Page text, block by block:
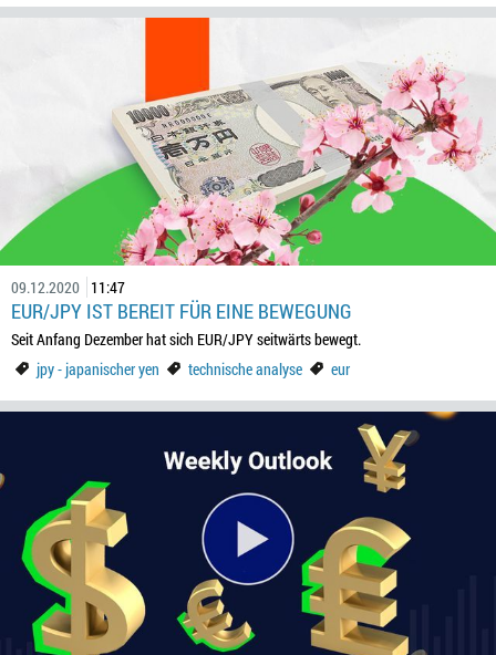
09.12.2020 11:47
EUR/JPY IST BEREIT FÜR EINE BEWEGUNG
Seit Anfang Dezember hat sich EUR/JPY seitwärts bewegt.
jpy - japanischer yen
technische analyse eur